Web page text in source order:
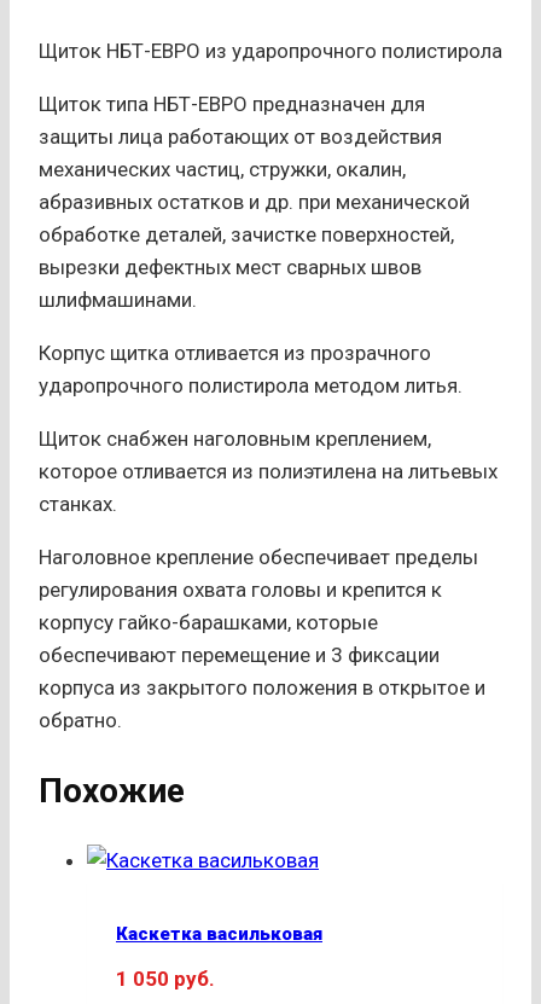
Щиток НБТ-ЕВРО из ударопрочного полистирола
Щиток типа НБТ-ЕВРО предназначен для
защиты лица работающих от воздействия
механических частиц, стружки, окалин,
абразивных остатков и др. при механической
обработке деталей, зачистке поверхностей,
вырезки дефектных мест сварных швов
шлифмашинами.
Корпус щитка отливается из прозрачного
ударопрочного полистирола методом литья.
Щиток снабжен наголовным креплением,
которое отливается из полиэтилена на литьевых
станках.
Наголовное крепление обеспечивает пределы
регулирования охвата головы и крепится к
корпусу гайко-барашками, которые
обеспечивают перемещение и 3 фиксации
корпуса из закрытого положения в открытое и
обратно.
Похожие
Каскетка васильковая
1 050 руб.